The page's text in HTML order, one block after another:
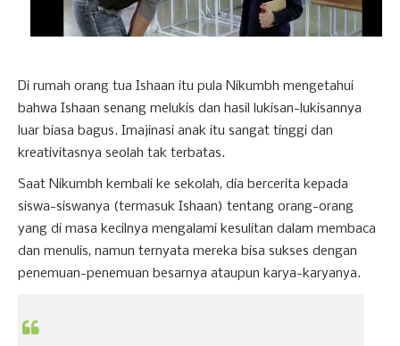
Di rumah orang tua Ishaan itu pula Nikumbh mengetahui
bahwa Ishaan senang melukis dan hasil lukisan-lukisannya
luar biasa bagus. Imajinasi anak itu sangat tinggi dan
kreativitasnya seolah tak terbatas.
Saat Nikumbh kembali ke sekolah, dia bercerita kepada
siswa-siswanya (termasuk Ishaan) tentang orang-orang
yang di masa kecilnya mengalami kesulitan dalam membaca
dan menulis, namun ternyata mereka bisa sukses dengan
penemuan-penemuan besarnya ataupun karya-karyanya.